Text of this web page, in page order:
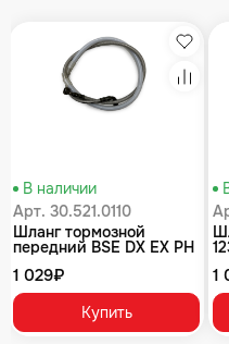
В наличии
Арт. 30.521.0110
Шланг тормозной
передний BSE DX EX PH
1 029₽
Купить
1